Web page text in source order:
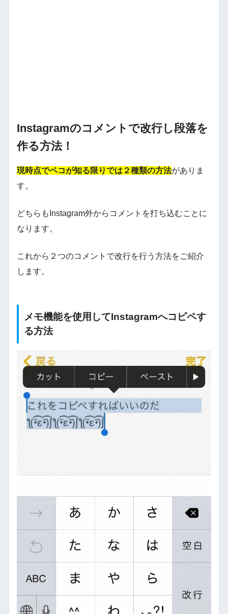
Instagramのコメントで改行し段落を
作る方法！
現時点でペコが知る限りでは２種類の方法がありま
す。
どちらもInstagram外からコメントを打ち込むことに
なります。
これから２つのコメントで改行を行う方法をご紹介
します。
メモ機能を使用してInstagramへコピペす
る方法